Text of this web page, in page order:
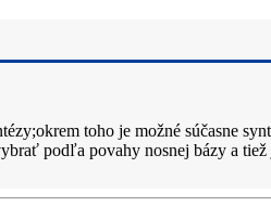
toho je možné súčasne
podľa povahy nosnej bázy a